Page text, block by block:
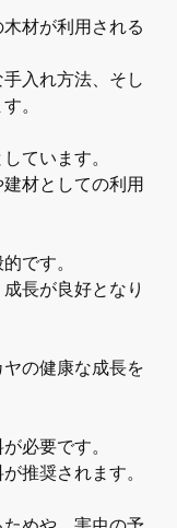
材が利用される
入れ方法、そし
。
ています。
材としての利用
です。
長が良好となり
の健康な成長を
必要です。
推奨されます。